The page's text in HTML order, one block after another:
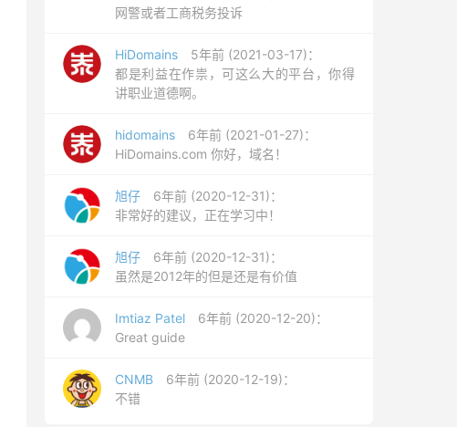
网警或者工商税务投诉
HiDomains
5年前 (2021-03-17)：
都是利益在作祟，可这么大的平台，你得
讲职业道德啊。
hidomains
6年前 (2021-01-27)：
HiDomains.com 你好，域名！
旭仔
6年前 (2020-12-31)：
非常好的建议，正在学习中！
旭仔
6年前 (2020-12-31)：
虽然是2012年的但是还是有价值
Imtiaz Patel
6年前 (2020-12-20)：
Great guide
CNMB
6年前 (2020-12-19)：
不错